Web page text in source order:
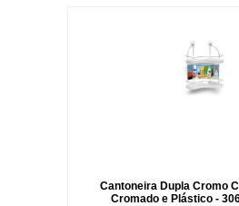
Cantoneira Dupla Cromo
Cromado e Plástico -